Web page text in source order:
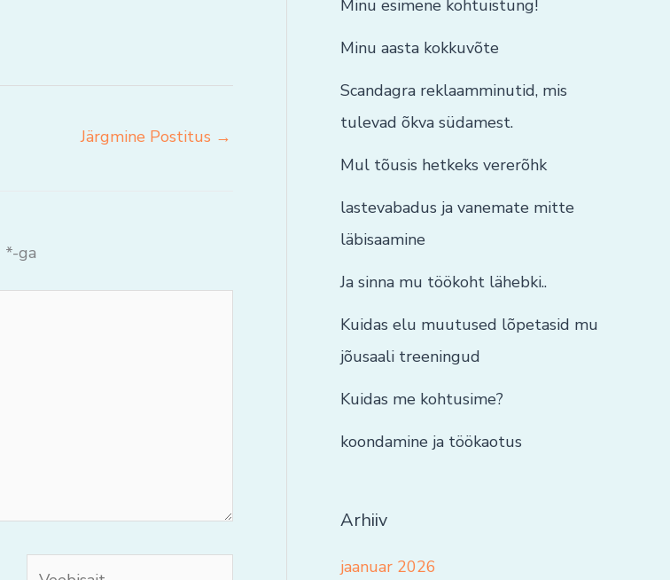
Järgmine Postitus →
*-ga
Minu esimene kohtuistung!
Minu aasta kokkuvõte
Scandagra reklaamminutid, mis
tulevad õkva südamest.
Mul tõusis hetkeks vererõhk
lastevabadus ja vanemate mitte
läbisaamine
Ja sinna mu töökoht lähebki..
Kuidas elu muutused lõpetasid mu
jõusaali treeningud
Kuidas me kohtusime?
koondamine ja töökaotus
Arhiiv
jaanuar 2026